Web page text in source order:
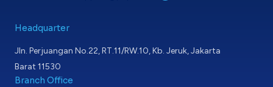
Headquarter
Jln. Perjuangan No.22, RT.11/RW.10, Kb. Jeruk, Jakarta
Barat 11530
Branch Office